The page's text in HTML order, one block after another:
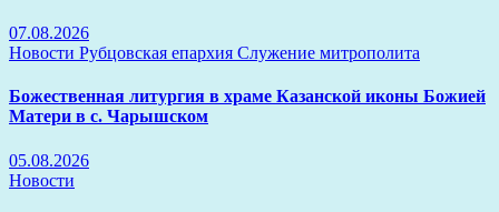
07.08.2026
Новости Рубцовская епархия Служение митрополита
Божественная литургия в храме Казанской иконы Божией
Матери в с. Чарышском
05.08.2026
Новости